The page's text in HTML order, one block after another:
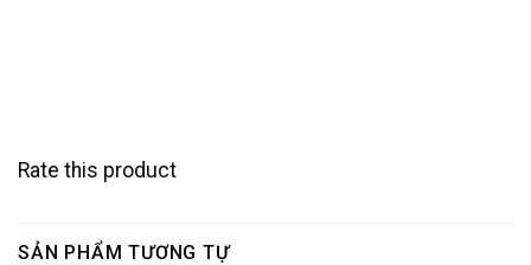
Rate this product
SẢN PHẨM TƯƠNG TỰ